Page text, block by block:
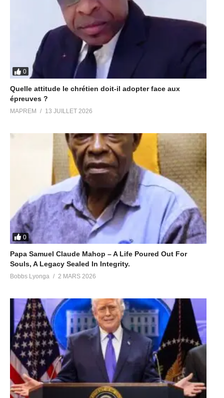
0
Quelle attitude le chrétien doit-il adopter face aux
épreuves ?
MAPREM 13 JUILLET 2026
0
Papa Samuel Claude Mahop – A Life Poured Out For
Souls, A Legacy Sealed In Integrity.
Bobbs Lyonga 2 MARS 2026